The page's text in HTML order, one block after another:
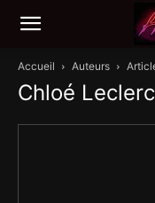
Accueil Auteurs
Chloé